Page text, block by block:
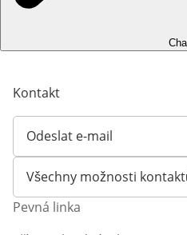
Kontakt
Odeslat e-mail
Otevírá e-mailového klienta
Všechny možnosti
Pevná linka